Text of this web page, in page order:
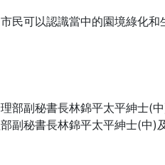
民可以認識當中的園境綠化
副秘書長林錦平太平紳士(中)